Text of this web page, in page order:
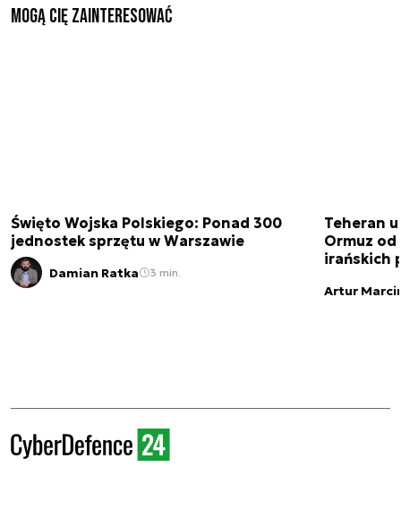
Mogą Cię zainteresować
Święto Wojska Polskiego: Ponad 300
jednostek sprzętu w Warszawie
Damian Ratka 3 min.
Teheran
Ormuz
irańskich
Artur